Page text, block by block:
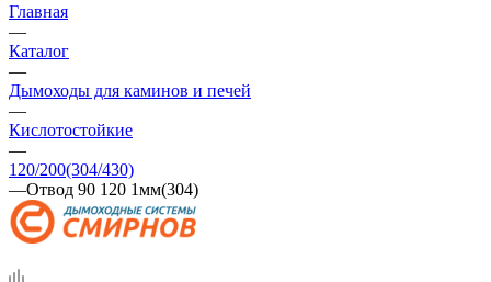
Главная
—
Каталог
—
Дымоходы для каминов и печей
—
Кислотостойкие
—
120/200(304/430)
—Отвод 90 120 1мм(304)